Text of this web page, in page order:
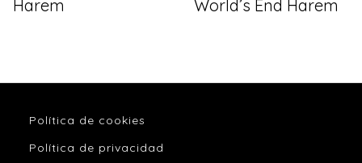
Harem
World’s End Harem
Política de cookies
Política de privacidad